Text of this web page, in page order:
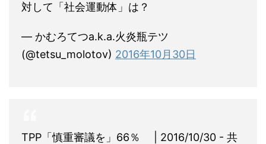
対して「社会運動体」は？
— かむろてつa.k.a.火炎瓶テツ
(@tetsu_molotov) 2016年10月30日
TPP「慎重審議を」66％ | 2016/10/30 - 共